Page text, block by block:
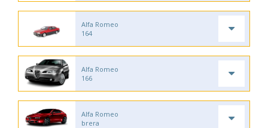
Alfa Romeo
164
Alfa Romeo
166
Alfa Romeo
brera